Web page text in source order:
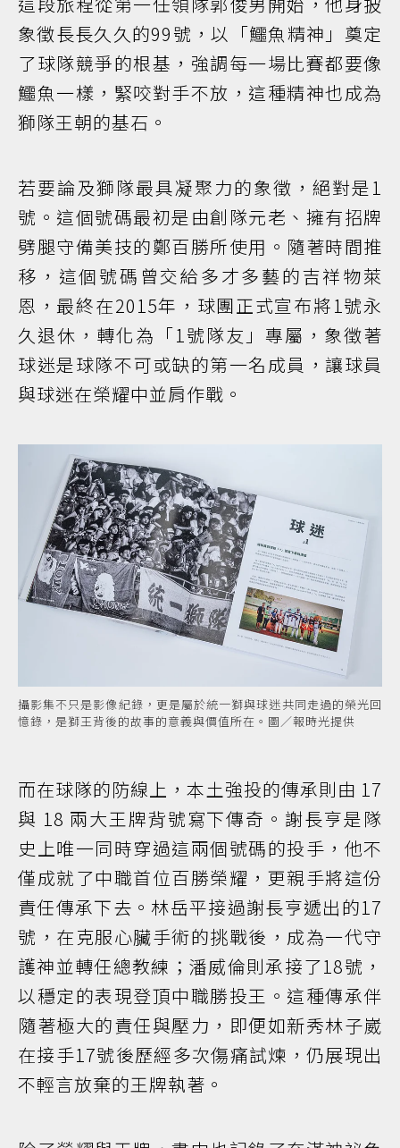
象徵長長久久的99號，以「鱷魚精神」奠定
了球隊競爭的根基，強調每一場比賽都要像
鱷魚一樣，緊咬對手不放，這種精神也成為
獅隊王朝的基石。
若要論及獅隊最具凝聚力的象徵，絕對是1
號。這個號碼最初是由創隊元老、擁有招牌
劈腿守備美技的鄭百勝所使用。隨著時間推
移，這個號碼曾交給多才多藝的吉祥物萊
恩，最終在2015年，球團正式宣布將1號永
久退休，轉化為「1號隊友」專屬，象徵著
球迷是球隊不可或缺的第一名成員，讓球員
與球迷在榮耀中並肩作戰。
攝影集不只是影像紀錄，更是屬於統一獅與球迷共同走過的榮光回
憶錄，是獅王背後的故事的意義與價值所在。圖／報時光提供
而在球隊的防線上，本土強投的傳承則由 17
與 18 兩大王牌背號寫下傳奇。謝長亨是隊
史上唯一同時穿過這兩個號碼的投手，他不
僅成就了中職首位百勝榮耀，更親手將這份
責任傳承下去。林岳平接過謝長亨遞出的17
號，在克服心臟手術的挑戰後，成為一代守
護神並轉任總教練；潘威倫則承接了18號，
以穩定的表現登頂中職勝投王。這種傳承伴
隨著極大的責任與壓力，即便如新秀林子崴
在接手17號後歷經多次傷痛試煉，仍展現出
不輕言放棄的王牌執著。